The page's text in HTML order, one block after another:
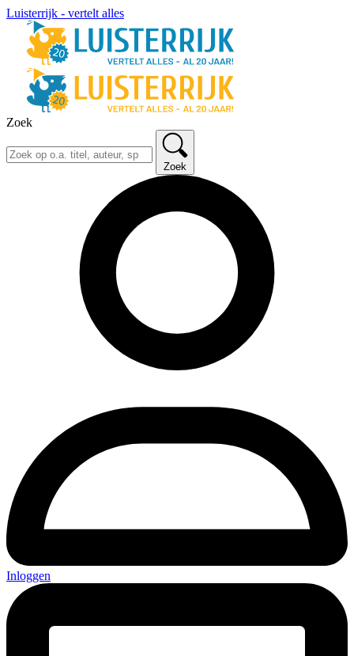
Luisterrijk - vertelt alles
Zoek
Zoek
Inloggen